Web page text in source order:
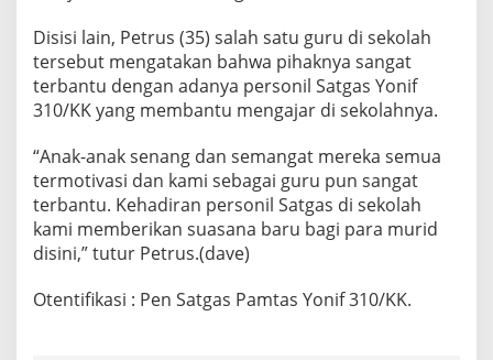
Disisi lain, Petrus (35) salah satu guru di sekolah
tersebut mengatakan bahwa pihaknya sangat
terbantu dengan adanya personil Satgas Yonif
310/KK yang membantu mengajar di sekolahnya.
“Anak-anak senang dan semangat mereka semua
termotivasi dan kami sebagai guru pun sangat
terbantu. Kehadiran personil Satgas di sekolah
kami memberikan suasana baru bagi para murid
disini,” tutur Petrus.(dave)
Otentifikasi : Pen Satgas Pamtas Yonif 310/KK.